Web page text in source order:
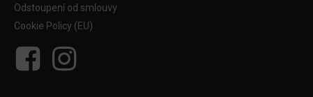
Odstoupení od smlouvy
Cookie Policy (EU)